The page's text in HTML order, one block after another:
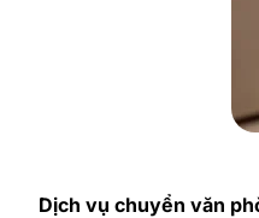
Dịch vụ chuyển văn